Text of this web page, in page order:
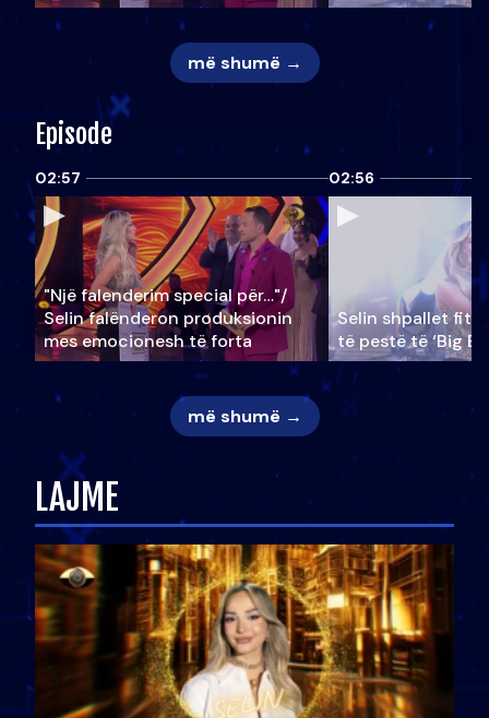
më shumë →
Episode
02:57
"Një falenderim special për…"/
Selin falënderon produksionin
mes emocionesh të forta
02:56
Selin shpallet
të pestë të ‘Big
më shumë →
LAJME